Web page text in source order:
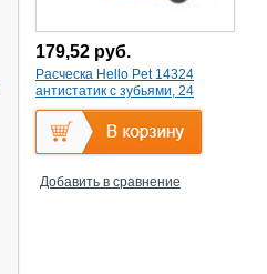
179,52 руб.
Расческа Hello Pet 14324
антистатик с зубьями, 24
Добавить в сравнение